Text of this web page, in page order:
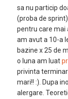
sa nu particip
(proba de
pentru care mai
am avut a 10-a
bazine x 25 de
o luna am luat
privinta
mari!! :). Dupa
alergare.